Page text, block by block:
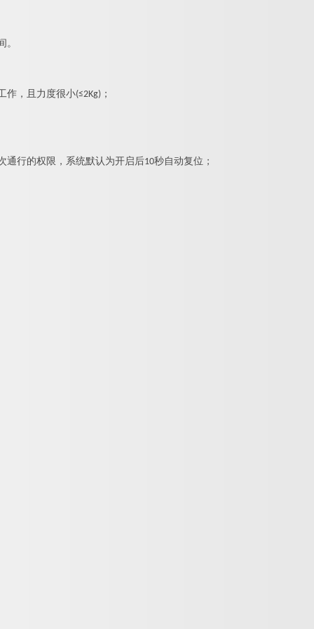
。
，且力度很小(≤2Kg)；
行的权限，系统默认为开启后10秒自动复位；